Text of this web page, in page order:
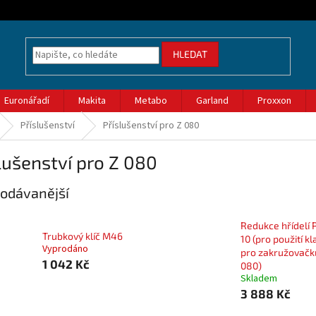
HLEDAT
Euronářadí Makita Metabo Garland Proxxon
Příslušenství Příslušenství pro Z 080
pro Z 080
Trubkový klíč M46
Vyprodáno
1 042 Kč
Redukce hřídelí
10 (pro použití
pro
080)
Skladem
3 888 Kč